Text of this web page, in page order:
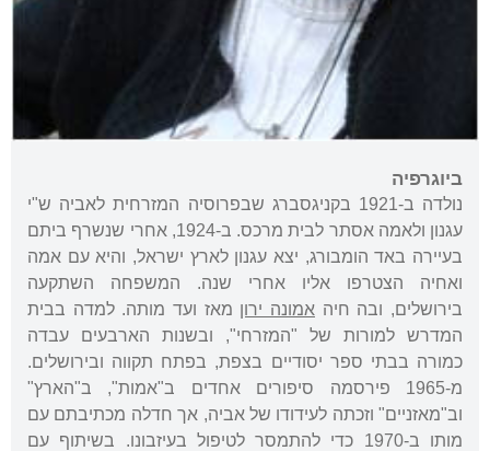
ביוגרפיה
נולדה ב-1921 בקניגסברג שבפרוסיה המזרחית לאביה ש"י
עגנון ולאמה אסתר לבית מרכס. ב-1924, אחרי שנשרף ביתם
בעיירה באד הומבורג, יצא עגנון לארץ ישראל, והיא עם אמה
ואחיה הצטרפו אליו אחרי שנה. המשפחה השתקעה
בירושלים, ובה חיה אמונה ירון מאז ועד מותה. למדה בבית
המדרש למורות של "המזרחי", ובשנות הארבעים עבדה
כמורה בבתי ספר יסודיים בצפת, בפתח תקווה ובירושלים.
מ-1965 פירסמה סיפורים אחדים ב"אמות", ב"הארץ"
וב"מאזניים" וזכתה לעידודו של אביה, אך חדלה מכתיבתם עם
מותו ב-1970 כדי להתמסר לטיפול בעיזבונו. בשיתוף עם